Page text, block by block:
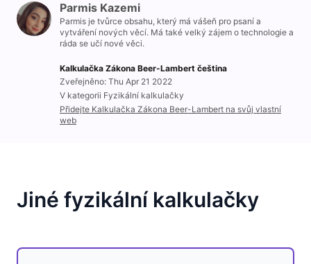
Parmis Kazemi
Parmis je tvůrce obsahu, který má vášeň pro psaní a
vytváření nových věcí. Má také velký zájem o technologie a
ráda se učí nové věci.
Kalkulačka Zákona Beer-Lambert čeština
Zveřejněno: Thu Apr 21 2022
V kategorii Fyzikální kalkulačky
Přidejte Kalkulačka Zákona Beer-Lambert na svůj vlastní
web
Jiné fyzikální kalkulačky